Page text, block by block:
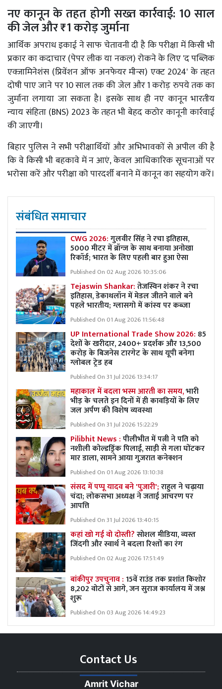
नए कानून के तहत होगी सख्त कार्रवाई: 10 साल
की जेल और ₹1 करोड़ जुर्माना
आर्थिक अपराध इकाई ने साफ चेतावनी दी है कि परीक्षा में किसी भी
प्रकार का कदाचार (पेपर लीक या नकल) रोकने के लिए 'द पब्लिक
एक्जामिनेशंस (प्रिवेंशन ऑफ अनफेयर मीन्स) एक्ट 2024' के तहत
दोषी पाए जाने पर 10 साल तक की जेल और 1 करोड़ रुपये तक का
जुर्माना लगाया जा सकता है। इसके साथ ही नए कानून भारतीय
न्याय संहिता (BNS) 2023 के तहत भी बेहद कठोर कानूनी कार्रवाई
की जाएगी।
बिहार पुलिस ने सभी परीक्षार्थियों और अभिभावकों से अपील की है
कि वे किसी भी बहकावे में न आएं, केवल आधिकारिक सूचनाओं पर
भरोसा करें और परीक्षा को पारदर्शी बनाने में कानून का सहयोग करें।
संबंधित समाचार
CWG 2026:गुलवीर सिंह ने रचा इतिहास,
5000 मीटर में ब्रॉन्ज के साथ बनाया अनोखा
रिकॉर्ड; भारत के लिए पहली बार हुआ ऐसा
Published On 02 Aug 2026 10:35:06
Tejaswin Shankar:तेजस्विन शंकर ने रचा
इतिहास, डेकाथलॉन में मेडल जीतने वाले बने
पहले भारतीय; ग्लासगो में कांस्य पर कब्जा
Published On 01 Aug 2026 11:56:48
UP International Trade Show 2026: 85
देशों के खरीदार, 2400+ प्रदर्शक और 13,500
करोड़ के बिजनेस टारगेट के साथ यूपी बनेगा
ग्लोबल ट्रेड हब
Published On 31 Jul 2026 13:34:17
महाकाल में बदला भस्म आरती का समय,भारी
भीड़ के चलते इन दिनों में ही कावड़ियों के लिए
जल अर्पण की विशेष व्यवस्था
Published On 31 Jul 2026 15:22:29
Pilibhit News :पीलीभीत में पत्नी ने पति को
नशीली कोल्डड्रिंक पिलाई, साड़ी से गला घोंटकर
मार डाला, सामने आया गुजरात कनेक्शन
Published On 01 Aug 2026 13:10:38
संसद में पप्पू यादव बने 'पुजारी';राहुल ने चढ़ाया
चंदा; लोकसभा अध्यक्ष ने जताई आचरण पर
आपत्ति
Published On 31 Jul 2026 13:40:15
कहां खो गई वो दोस्ती?सोशल मीडिया, व्यस्त
जिंदगी और स्वार्थ ने बदला रिश्तों का रंग
Published On 02 Aug 2026 17:51:49
बांकीपुर उपचुनाव :15वें राउंड तक प्रशांत किशोर
8,202 वोटों से आगे, जन सुराज कार्यालय में जश्न
शुरू
Published On 03 Aug 2026 14:49:23
Contact Us
Amrit Vichar